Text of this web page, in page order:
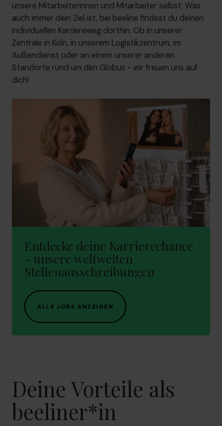
unsere Mitarbeiterinnen und Mitarbeiter selbst. Was
auch immer dein Ziel ist, bei beeline findest du deinen
individuellen Karriereweg dorthin. Ob in unserer
Zentrale in Köln, in unserem Logistikzentrum, im
Außendienst oder an einem unserer anderen
Standorte rund um den Globus - wir freuen uns auf
dich!
Entdecke deine Karrierechance
- unsere weltweiten
Stellenausschreibungen
ALLE JOBS ANZEIGEN
Deine Vorteile als
beeliner*in